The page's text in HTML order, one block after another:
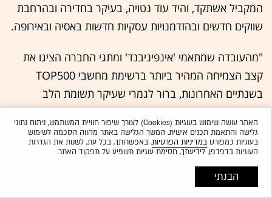
המקביל אשתקד, והיד עוד נטויה, בעיקר בחדירה ובהרחבת
שווקים חדשים ובהזדמנויות עסקיות חדשות באסיה ובאירופה.
"מהעובדה שמתאמי 'אינפיניבנד' ומתגי החברה הציגו את
קצב הצמיחה המהיר ביותר ברשימת מחשבי TOP500
בשנתיים האחרונות, ברור לגמרי שעיקר תשומת הלב
הניהולית שלי כמנכ"ל חייבת להתמקד בצמיחה. היכולת
לזהות את העלייה באימוץ הטכנולוגיה, גם בשווקים חדשים
וגם בשווקים בהם הטכנולוגיה עברה את שלב האימוץ
הראשון, היא קריטית להבטחת והתאמת אסטרטגיית הצמיחה
לפעילות הארגון.
האתר עושה שימוש בעוגיות (Cookies) לצורך שיפור חוויית המשתמש, ניתוח נתוני
גלישה והתאמת תכנים אישית. המשך הגלישה באתר מהווה הסכמה לשימוש
בעוגיות כמפורטבמדיניות הפרטיות. באפשרותך, בכל עת, לשנות את הגדרות
העוגיות בדפדפן. לידיעתך, חסימת עוגיות תשפיע על תפקוד האתר.
הבנתי